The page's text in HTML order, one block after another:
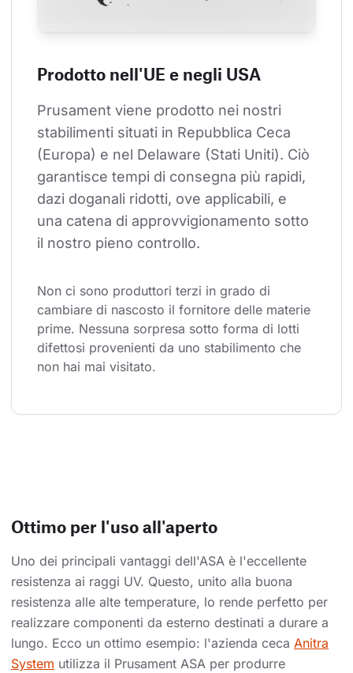
Prodotto nell'UE e negli USA
Prusament viene prodotto nei nostri
stabilimenti situati in Repubblica Ceca
(Europa) e nel Delaware (Stati Uniti). Ciò
garantisce tempi di consegna più rapidi,
dazi doganali ridotti, ove applicabili, e
una catena di approvvigionamento sotto
il nostro pieno controllo.
Non ci sono produttori terzi in grado di
cambiare di nascosto il fornitore delle materie
prime. Nessuna sorpresa sotto forma di lotti
difettosi provenienti da uno stabilimento che
non hai mai visitato.
Ottimo per l'uso all'aperto
Uno dei principali vantaggi dell'ASA è l'eccellente
resistenza ai raggi UV. Questo, unito alla buona
resistenza alle alte temperature, lo rende perfetto per
realizzare componenti da esterno destinati a durare a
lungo. Ecco un ottimo esempio: l'azienda ceca Anitra
System utilizza il Prusament ASA per produrre